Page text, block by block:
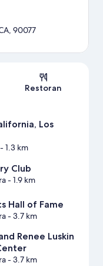
90077
Restoran
Los
1.3 km
Club
- 1.9 km
Hall of Fame
- 3.7 km
Renee Luskin
- 3.7 km